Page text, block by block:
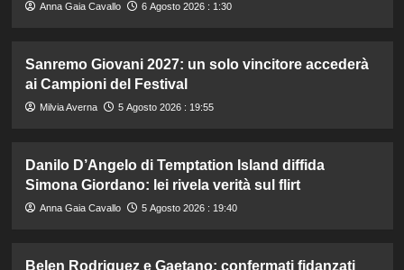
Anna Gaia Cavallo 6 Agosto 2026 : 1:30
Sanremo Giovani 2027: un solo vincitore accederà
ai Campioni del Festival
Milvia Averna 5 Agosto 2026 : 19:55
Danilo D’Angelo di Temptation Island diffida
Simona Giordano: lei rivela verità sul flirt
Anna Gaia Cavallo 5 Agosto 2026 : 19:40
Belen Rodriguez e Gaetano: confermati fidanzati